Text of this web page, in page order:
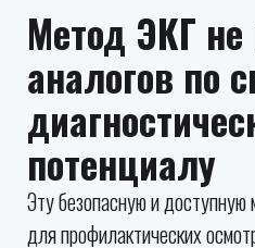
Метод ЭКГ не
аналогов по
потенциалу
Эту безопасную и
для профилактических